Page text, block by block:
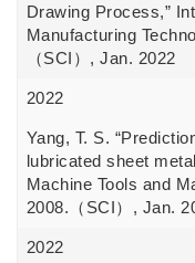
Drawing Process,”
Manufacturing
（SCI）, Jan. 2022
2022
Yang, T. S.
lubricated sheet
Machine Tools and
2008.（SCI）, Jan.
2022